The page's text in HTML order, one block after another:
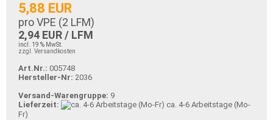
5,88 EUR
pro VPE (2 LFM)
2,94 EUR / LFM
incl. 19 % MwSt.
zzgl. Versandkosten
Art.Nr.: 005748
Hersteller-Nr: 2036
Versand-Warengruppe: 9
Lieferzeit:
ca. 4-6 Arbeitstage (Mo-
Fr)